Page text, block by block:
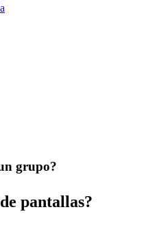
grupo?
pantallas?